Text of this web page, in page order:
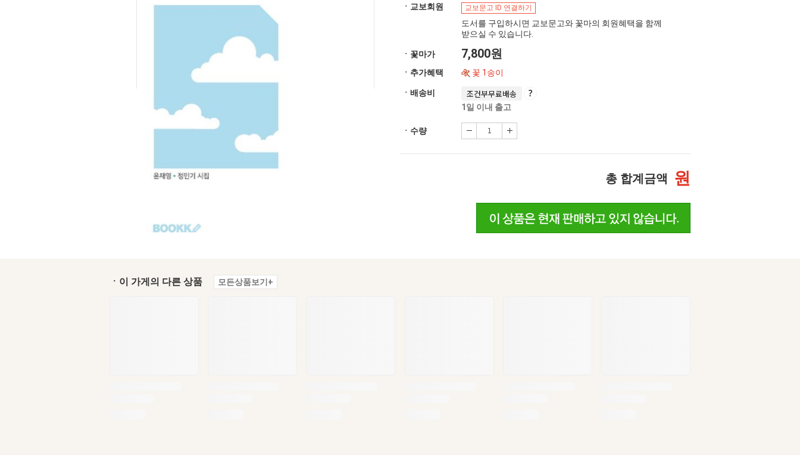
ㆍ교보회원
교보문고 ID 연결하기
도서를 구입하시면 교보문고와 꽃마의 회원혜택을 함께
받으실 수 있습니다.
ㆍ꽃마가 7,800원
ㆍ추가혜택 꽃 1송이
ㆍ배송비 조건부무료배송
1일 이내 출고
ㆍ수량
총 합계금액 원
ㆍ이 가게의 다른 상품 모든상품보기+